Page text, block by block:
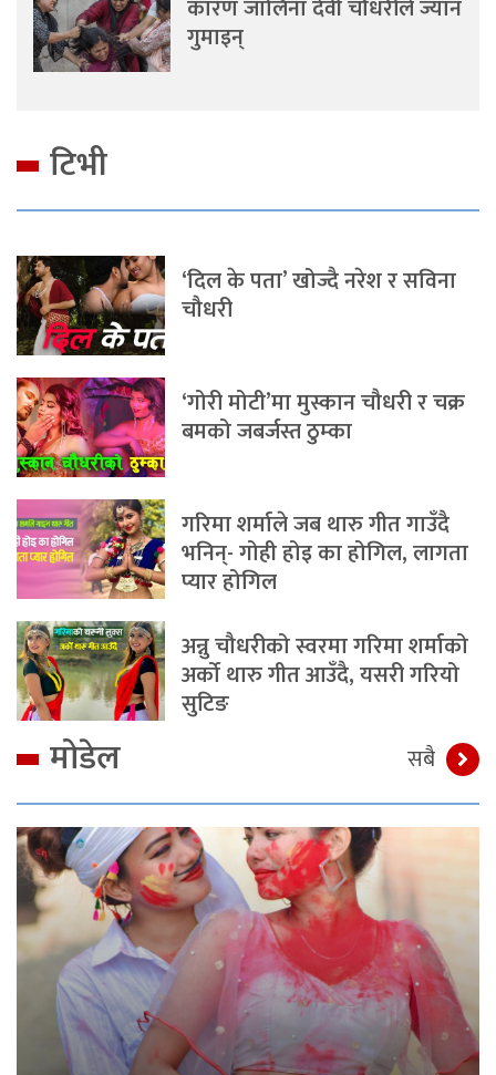
कारण जालिना देवी चौधरीले ज्यान
गुमाइन्
टिभी
‘दिल के पता’ खोज्दै नरेश र सविना
चौधरी
‘गोरी मोटी’मा मुस्कान चौधरी र चक्र
बमको जबर्जस्त ठुम्का
गरिमा शर्माले जब थारु गीत गाउँदै
भनिन्- गोही होइ का होगिल, लागता
प्यार होगिल
अन्नु चौधरीको स्वरमा गरिमा शर्माको
अर्को थारु गीत आउँदै, यसरी गरियो
सुटिङ
मोडेल सबै